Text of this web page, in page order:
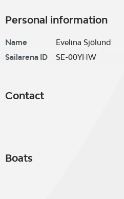
Personal information
Name
Evelina Sjölund
Sailarena ID
SE-00YHW
Contact
Boats